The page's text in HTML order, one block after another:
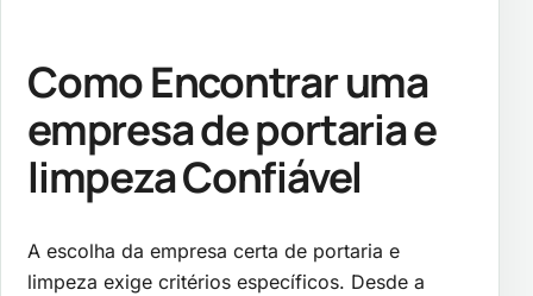
Como Encontrar uma
empresa de portaria e
limpezaConfiável
A escolha da empresa certa de portaria e
limpeza exige critérios específicos. Desde a